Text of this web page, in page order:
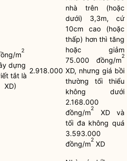
m2
dựng
tắt là
XD)
2.918.000
nhà trên (hoặc
dưới) 3,3m, cứ
10cm cao (hoặc
thấp) hơn thì tăng
hoặc giảm
75.000 đồng/m2
XD, nhưng giá bồi
thường tối thiểu
không dưới
2.168.000
đồng/m2
XD và
tối đa không quá
3.593.000
đồng/m2 XD